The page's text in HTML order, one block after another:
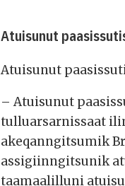
Atuisunut
Atuisunut
– Atuisunut
tulluarsarnissaat
akeqanngitsumik
assigiinngitsunik
taamaalilluni